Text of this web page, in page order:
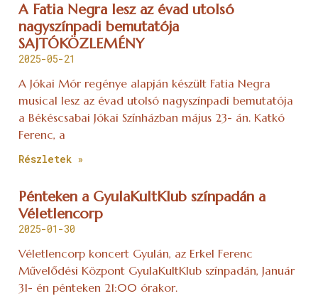
A Fatia Negra lesz az évad utolsó
nagyszínpadi bemutatója
SAJTÓKÖZLEMÉNY
2025-05-21
A Jókai Mór regénye alapján készült Fatia Negra
musical lesz az évad utolsó nagyszínpadi bemutatója
a Békéscsabai Jókai Színházban május 23- án. Katkó
Ferenc, a
Részletek »
Pénteken a GyulaKultKlub színpadán a
Véletlencorp
2025-01-30
Véletlencorp koncert Gyulán, az Erkel Ferenc
Művelődési Központ GyulaKultKlub színpadán, Január
31- én pénteken 21:00 órakor.